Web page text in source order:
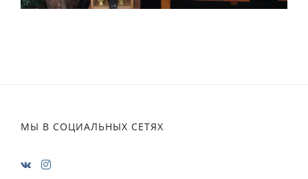
МЫ В СОЦИАЛЬНЫХ СЕТЯХ